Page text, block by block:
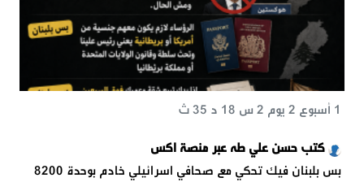
كتب حسن علي طه عبر منصة اكس
1 أسبوع 2 يوم 2 س 18 د 35 ث
‏بس بلبنان ‏فيك تحكي مع صحافي اسرائيلي خادم بوحدة 8200